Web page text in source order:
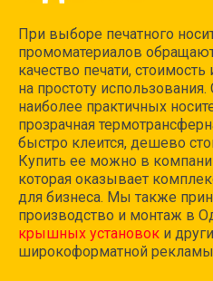
При выборе печатного
промоматериалов
качество печати,
на простоту
наиболее практичных
прозрачная
быстро клеится, дешево
Купить ее можно в
которая оказывает
для бизнеса. Мы также
производство и монтаж в
крышных установок и
широкоформатной